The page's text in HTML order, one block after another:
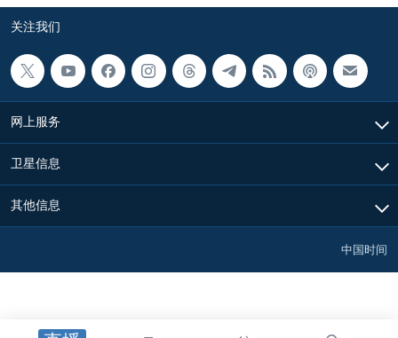
关注我们
网上服务
卫星信息
其他信息
中国时间